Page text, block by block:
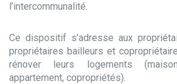
l’intercommunalité.
Ce dispositif s’adresse aux
propriétaires bailleurs et
rénover leurs logements
appartement, copropriétés).